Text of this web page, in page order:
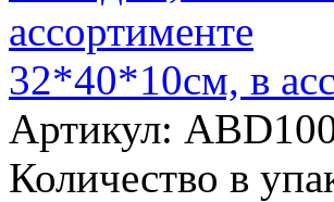
32*40*10см, в
Артикул:
Количество в